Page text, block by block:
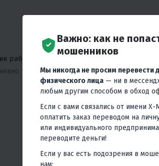
работы:
10:00-19:00
+7 (863) 322-63-86
Ежедневно 10:00-
График работы:
Пн: 09:00 -
Чт: 09:00 - 19:00
Важно: как не
мошенников
Мы никогда не просим перевести
физического лица — ни в
любым другим способом в обход
Если с вами связались от имени X-
оплатить заказ переводом на
или индивидуального
переводите деньги!
Если у вас есть подозрения в
нам: